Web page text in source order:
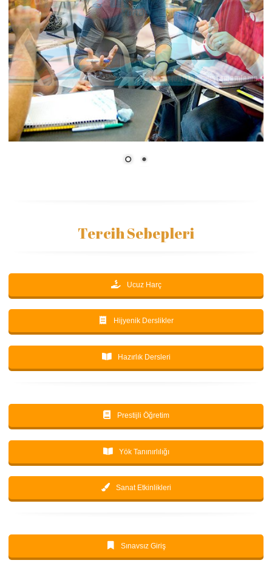
Tercih Sebepleri
Ucuz Harç
Hijyenik Derslikler
Hazırlık Dersleri
Prestijli Öğretim
Yök Tanınırlılığı
Sanat Etkinlikleri
Sınavsız Giriş